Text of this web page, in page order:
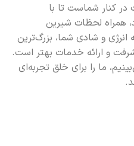
کنار شماست تا با
همراه لحظات شیرین
انرژی و شادی شما، بزرگ‌ترین
و ارائه خدمات بهتر است.
ما را برای خلق تجربه‌ای